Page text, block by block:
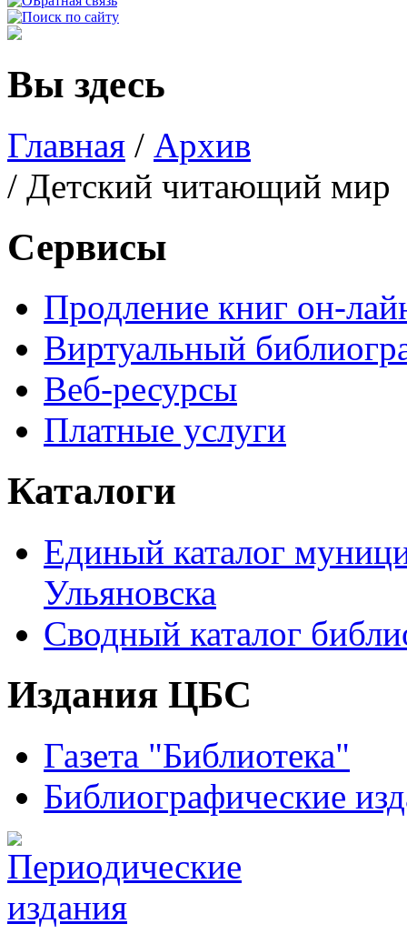
Вы здесь
Главная / Архив
/ Детский читающий мир
Сервисы
Продление книг он-
Виртуальный
Веб-ресурсы
Платные услуги
Каталоги
Единый каталог
Ульяновска
Сводный каталог
Издания ЦБС
Газета "Библиотека"
Библиографические